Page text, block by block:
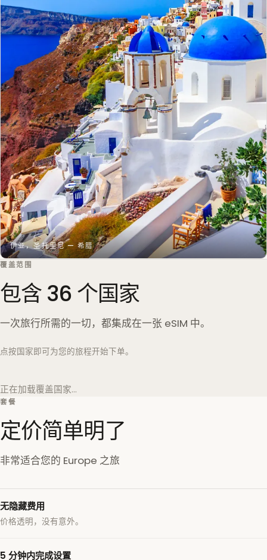
伊亚，圣托里尼 — 希腊
覆盖范围
包含 36 个国家
一次旅行所需的一切，都集成在一张 eSIM 中。
点按国家即可为您的旅程开始下单。
正在加载覆盖国家…
套餐
定价简单明了
非常适合您的 Europe 之旅
无隐藏费用
价格透明，没有意外。
5 分钟内完成设置